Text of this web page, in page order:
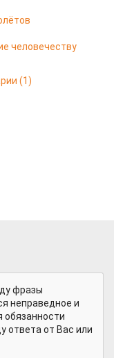
человечеству
(1)
фразы
неправедное и
обязанности
ответа от Вас или